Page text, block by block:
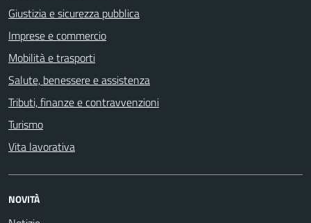
Giustizia e sicurezza pubblica
Imprese e commercio
Mobilità e trasporti
Salute, benessere e assistenza
Tributi, finanze e contravvenzioni
Turismo
Vita lavorativa
NOVITÀ